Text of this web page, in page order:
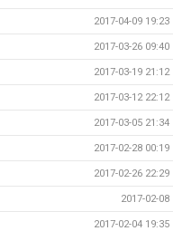
2017-04-09 19:23
2017-03-26 09:40
2017-03-19 21:12
2017-03-12 22:12
2017-03-05 21:34
2017-02-28 00:19
2017-02-26 22:29
2017-02-08
2017-02-04 19:35